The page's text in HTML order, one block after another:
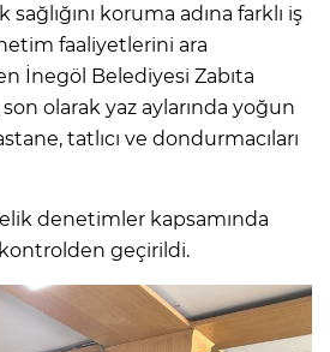
sağlığını koruma adına farklı iş
faaliyetlerini ara
İnegöl Belediyesi Zabıta
olarak yaz aylarında yoğun
tatlıcı ve dondurmacıları
denetimler kapsamında
geçirildi.